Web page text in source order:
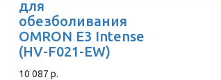
для
обезболивания
OMRON Е3 Intense
(HV-F021-EW)
10 087 р.